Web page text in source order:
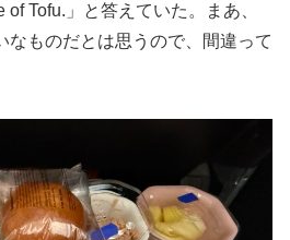
Tofu.」と答えていた。まあ、
なものだとは思うので、間違って